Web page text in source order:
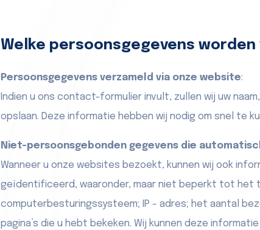
Welke persoonsgegevens worden
Persoonsgegevens verzameld via onze website:
Indien u ons contact-formulier invult, zullen wij uw
opslaan. Deze informatie hebben wij nodig om snel te
Niet-persoonsgebonden gegevens die
Wanneer u onze websites bezoekt, kunnen wij ook
geïdentificeerd, waaronder, maar niet beperkt tot het
computerbesturingssysteem; IP - adres; het aantal
pagina’s die u hebt bekeken. Wij kunnen deze